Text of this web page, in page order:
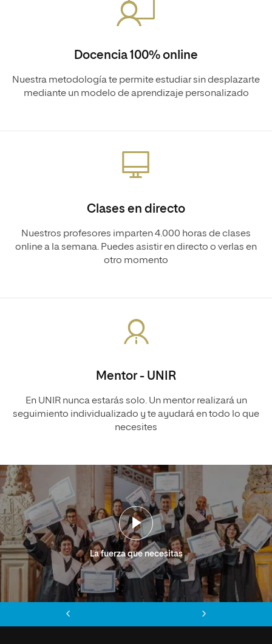
Docencia 100% online
Nuestra metodología te permite estudiar sin desplazarte
mediante un modelo de aprendizaje personalizado
Clases en directo
Nuestros profesores imparten 4.000 horas de clases
online a la semana. Puedes asistir en directo o verlas en
otro momento
Mentor - UNIR
En UNIR nunca estarás solo. Un mentor realizará un
seguimiento individualizado y te ayudará en todo lo que
necesites
La fuerza que necesitas